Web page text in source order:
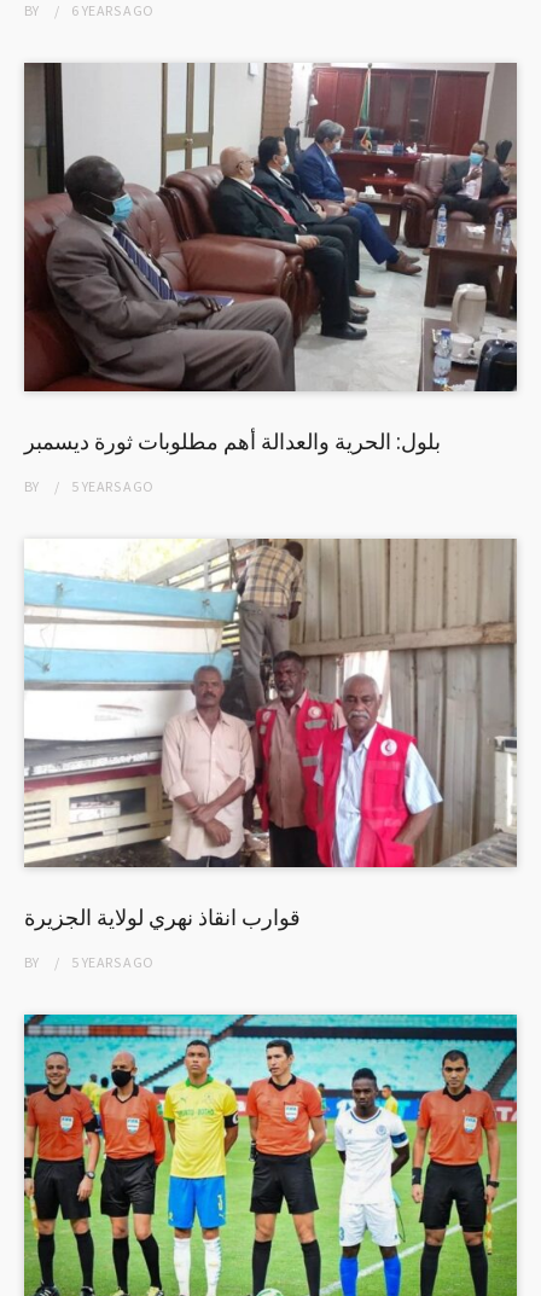
BY 6 YEARSAGO
بلول: الحرية والعدالة أهم مطلوبات ثورة ديسمبر
BY 5 YEARSAGO
قوارب انقاذ نهري لولاية الجزيرة
BY 5 YEARSAGO